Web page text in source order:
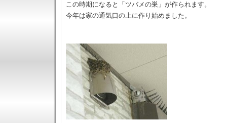
この時期になると「ツバメの巣」が作られます。
今年は家の通気口の上に作り始めました。